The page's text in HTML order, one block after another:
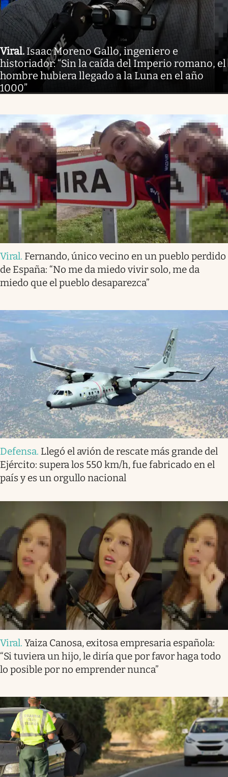
Viral. Isaac Moreno Gallo, ingeniero e
historiador: “Sin la caída del Imperio romano, el
hombre hubiera llegado a la Luna en el año
1000”
Viral. Fernando, único vecino en un pueblo perdido
de España: “No me da miedo vivir solo, me da
miedo que el pueblo desaparezca”
Defensa. Llegó el avión de rescate más grande del
Ejército: supera los 550 km/h, fue fabricado en el
país y es un orgullo nacional
Viral. Yaiza Canosa, exitosa empresaria española:
“Si tuviera un hijo, le diría que por favor haga todo
lo posible por no emprender nunca”